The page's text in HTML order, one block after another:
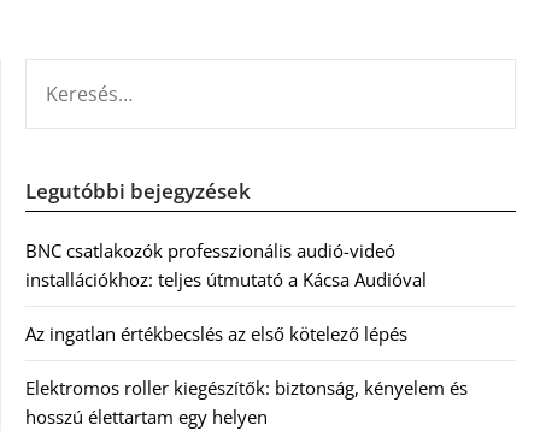
Legutóbbi bejegyzések
BNC csatlakozók professzionális audió-videó
installációkhoz: teljes útmutató a Kácsa Audióval
Az ingatlan értékbecslés az első kötelező lépés
Elektromos roller kiegészítők: biztonság, kényelem és
hosszú élettartam egy helyen